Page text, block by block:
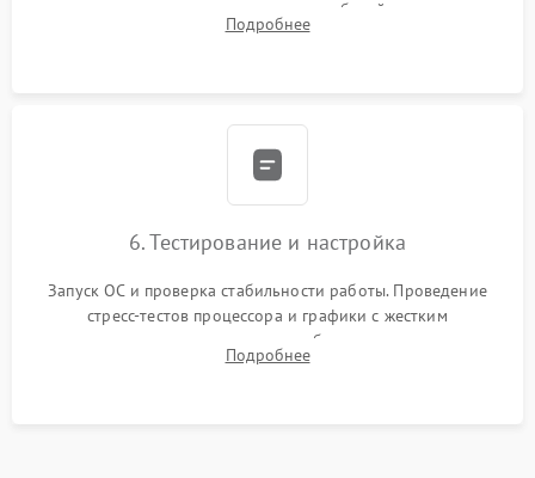
платы в корпус, аккуратная укладка кабелей и антенн для
предотвращения пережатия. Надежное закрытие корпуса.
Подробнее
6. Тестирование и настройка
Запуск ОС и проверка стабильности работы. Проведение
стресс-тестов процессора и графики с жестким
мониторингом температур во избежание троттлинга.
Проверка работы Wi-Fi, Bluetooth, звука и всех внешних
Подробнее